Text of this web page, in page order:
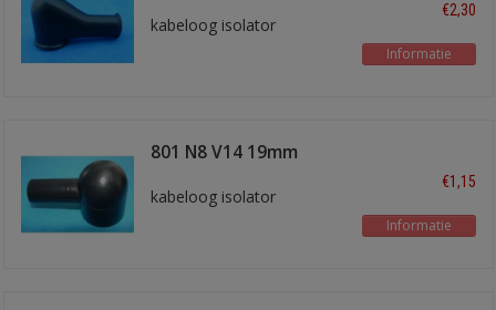
kabeloog isolator
€2,30
Informatie
801 N8 V14 19mm
kabeloog isolator
€1,15
Informatie